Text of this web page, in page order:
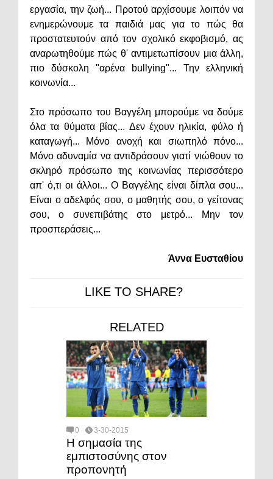
εργασία, την ζωή... Προτού αρχίσουμε λοιπόν να
ενημερώνουμε τα παιδιά μας για το πώς θα
προστατευτούν από τον σχολικό εκφοβισμό, ας
αναρωτηθούμε πώς θ' αντιμετωπίσουν μια άλλη,
πιο δύσκολη "αρένα bullying"... Την ελληνική
κοινωνία...
Στο πρόσωπο του Βαγγέλη μπορούμε να δούμε
όλα τα θύματα βίας... Δεν έχουν ηλικία, φύλο ή
καταγωγή... Μόνο ανοχή και σιωπηλό πόνο...
Μόνο αδυναμία να αντιδράσουν γιατί νιώθουν το
σκληρό πρόσωπο της κοινωνίας περισσότερο
απ' ό,τι οι άλλοι... Ο Βαγγέλης είναι δίπλα σου...
Είναι ο αδελφός σου, ο μαθητής σου, ο γείτονας
σου, ο συνεπιβάτης στο μετρό... Μην τον
προσπεράσεις...
Άννα Ευσταθίου
LIKE TO SHARE?
RELATED
0 3-30-2015
Η σημασία της
εμπιστοσύνης στον
προπονητή